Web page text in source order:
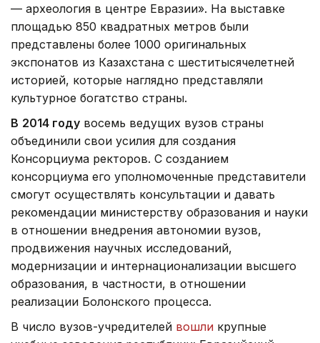
— археология в центре Евразии». На выставке
площадью 850 квадратных метров были
представлены более 1000 оригинальных
экспонатов из Казахстана с шеститысячелетней
историей, которые наглядно представляли
культурное богатство страны.
В 2014 году восемь ведущих вузов страны
объединили свои усилия для создания
Консорциума ректоров. С созданием
консорциума его уполномоченные представители
смогут осуществлять консультации и давать
рекомендации министерству образования и науки
в отношении внедрения автономии вузов,
продвижения научных исследований,
модернизации и интернационализации высшего
образования, в частности, в отношении
реализации Болонского процесса.
В число вузов-учредителей вошли крупные